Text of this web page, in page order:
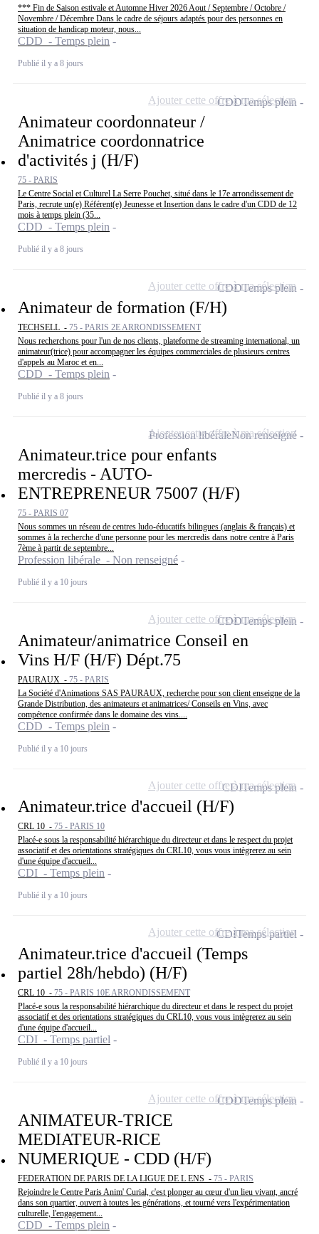
*** Fin de Saison estivale et Automne Hiver 2026 Aout / Septembre / Octobre /
Novembre / Décembre Dans le cadre de séjours adaptés pour des personnes en
situation de handicap moteur, nous...
CDD - Temps plein
Publié il y a 8 jours
Animateur coordonnateur /
Animatrice coordonnatrice
d'activités j (H/F)
75 - PARIS
Le Centre Social et Culturel La Serre Pouchet, situé dans le 17e arrondissement de
Paris, recrute un(e) Référent(e) Jeunesse et Insertion dans le cadre d'un CDD de 12
mois à temps plein (35...
CDD - Temps plein
Publié il y a 8 jours
CDDTemps plein
Ajouter cette offre à ma sélection
Animateur de formation (F/H)
TECHSELL - 75 - PARIS 2E ARRONDISSEMENT
Nous recherchons pour l'un de nos clients, plateforme de streaming international, un
animateur(trice) pour accompagner les équipes commerciales de plusieurs centres
d'appels au Maroc et en...
CDD - Temps plein
Publié il y a 8 jours
CDDTemps plein
Ajouter cette offre à ma sélection
Animateur.trice pour enfants
mercredis - AUTO-
ENTREPRENEUR 75007 (H/F)
75 - PARIS 07
Nous sommes un réseau de centres ludo-éducatifs bilingues (anglais & français) et
sommes à la recherche d'une personne pour les mercredis dans notre centre à Paris
7ème à partir de septembre...
Profession libérale - Non renseigné
Publié il y a 10 jours
Profession libéraleNon renseigné
Ajouter cette offre à ma sélection
Animateur/animatrice Conseil en
Vins H/F (H/F) Dépt.75
PAURAUX - 75 - PARIS
La Société d'Animations SAS PAURAUX, recherche pour son client enseigne de la
Grande Distribution, des animateurs et animatrices/ Conseils en Vins, avec
compétence confirmée dans le domaine des vins....
CDD - Temps plein
Publié il y a 10 jours
CDDTemps plein
Ajouter cette offre à ma sélection
Animateur.trice d'accueil (H/F)
CRL 10 - 75 - PARIS 10
Placé-e sous la responsabilité hiérarchique du directeur et dans le respect du projet
associatif et des orientations stratégiques du CRL10, vous vous intègrerez au sein
d'une équipe d'accueil...
CDI - Temps plein
Publié il y a 10 jours
CDITemps plein
Ajouter cette offre à ma sélection
Animateur.trice d'accueil (Temps
partiel 28h/hebdo) (H/F)
CRL 10 - 75 - PARIS 10E ARRONDISSEMENT
Placé-e sous la responsabilité hiérarchique du directeur et dans le respect du projet
associatif et des orientations stratégiques du CRL10, vous vous intègrerez au sein
d'une équipe d'accueil...
CDI - Temps partiel
Publié il y a 10 jours
CDITemps partiel
Ajouter cette offre à ma sélection
ANIMATEUR-TRICE
MEDIATEUR-RICE
NUMERIQUE - CDD (H/F)
FEDERATION DE PARIS DE LA LIGUE DE L ENS - 75 - PARIS
Rejoindre le Centre Paris Anim' Curial, c'est plonger au cœur d'un lieu vivant, ancré
dans son quartier, ouvert à toutes les générations, et tourné vers l'expérimentation
culturelle, l'engagement...
CDD - Temps plein
CDDTemps plein
Ajouter cette offre à ma sélection